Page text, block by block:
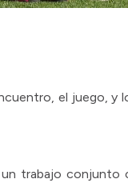
el juego, y
un trabajo conjunto